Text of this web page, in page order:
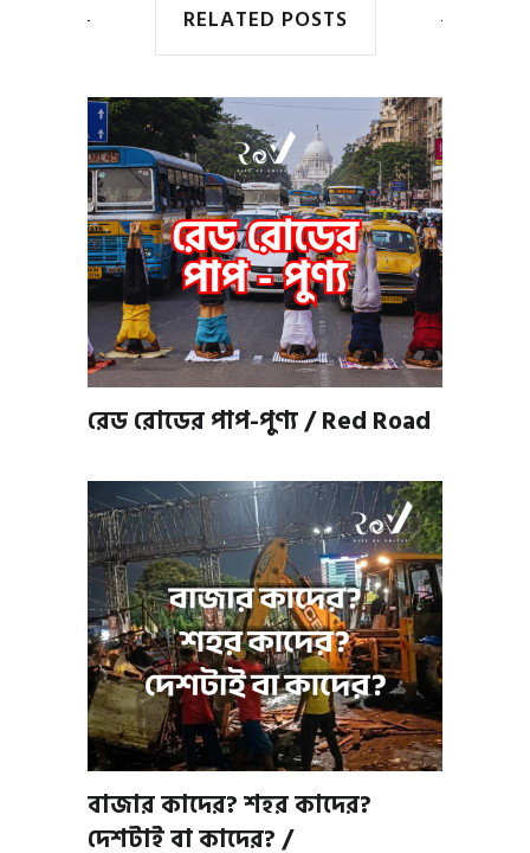
RELATED POSTS
রেড রোডের পাপ-পুণ্য / Red Road
বাজার কাদের? শহর কাদের?
দেশটাই বা কাদের? /